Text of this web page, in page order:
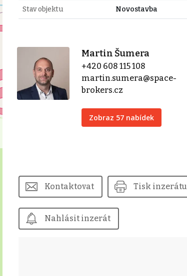
Stav objektu Novostavba
Martin Šumera
+420 608 115 108
martin.sumera@space-
brokers.cz
Zobraz 57 nabídek
Kontaktovat Tisk inzerátu
Nahlásit inzerát